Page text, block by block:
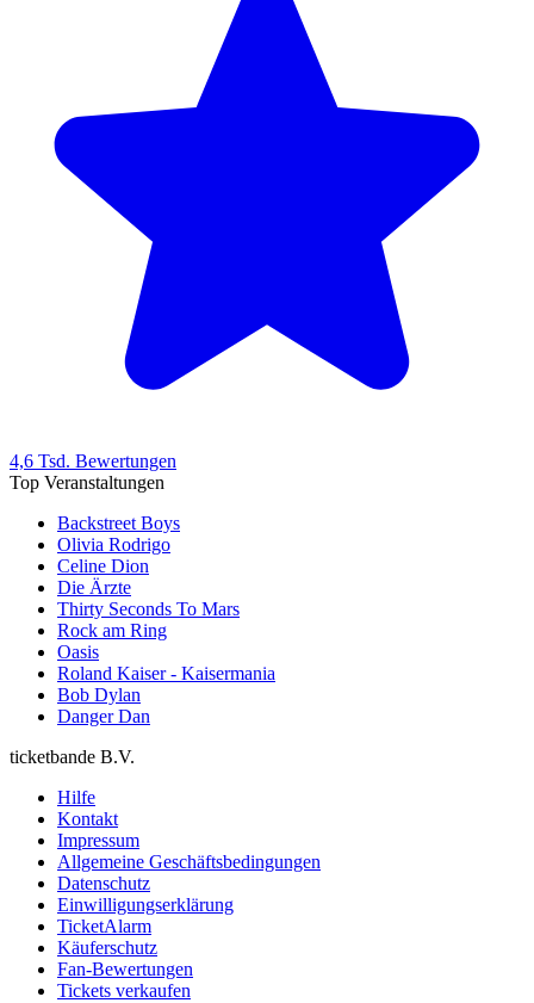
4,6 Tsd. Bewertungen
Top Veranstaltungen
Backstreet Boys
Olivia Rodrigo
Celine Dion
Die Ärzte
Thirty Seconds To Mars
Rock am Ring
Oasis
Roland Kaiser - Kaisermania
Bob Dylan
Danger Dan
ticketbande B.V.
Hilfe
Kontakt
Impressum
Allgemeine Geschäftsbedingungen
Datenschutz
Einwilligungserklärung
TicketAlarm
Käuferschutz
Fan-Bewertungen
Tickets verkaufen